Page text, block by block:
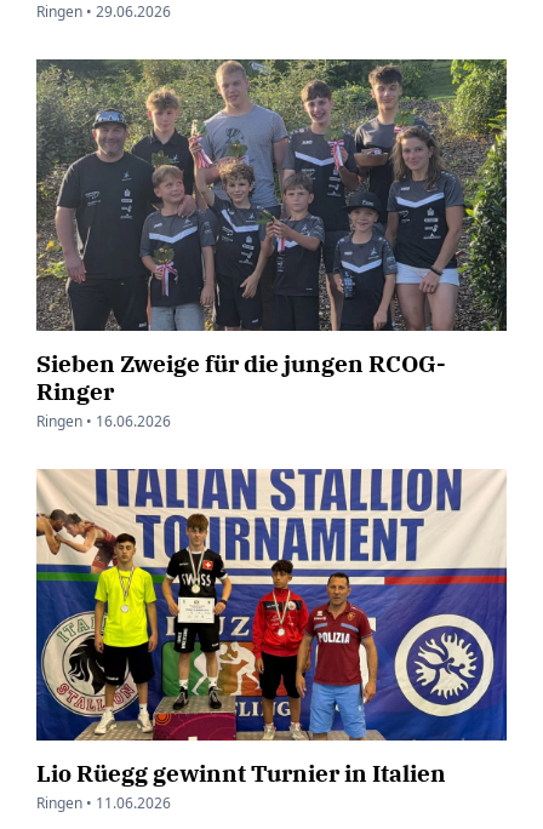
Ringen • 29.06.2026
Sieben Zweige für die jungen RCOG-
Ringer
Ringen • 16.06.2026
Lio Rüegg gewinnt Turnier in Italien
Ringen • 11.06.2026